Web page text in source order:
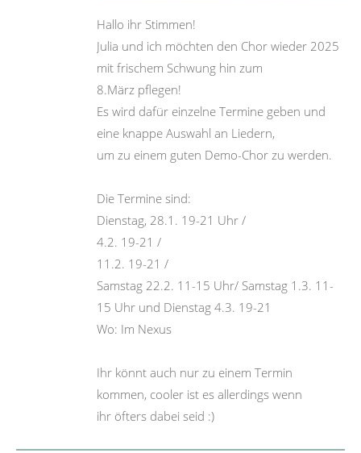
Hallo ihr Stimmen!
Julia und ich möchten den Chor wieder 2025
mit frischem Schwung hin zum
8.März pflegen!
Es wird dafür einzelne Termine geben und
eine knappe Auswahl an Liedern,
um zu einem guten Demo-Chor zu werden.
Die Termine sind:
Dienstag, 28.1. 19-21 Uhr /
4.2. 19-21 /
11.2. 19-21 /
Samstag 22.2. 11-15 Uhr/ Samstag 1.3. 11-
15 Uhr und Dienstag 4.3. 19-21
Wo: Im Nexus
Ihr könnt auch nur zu einem Termin
kommen, cooler ist es allerdings wenn
ihr öfters dabei seid :)